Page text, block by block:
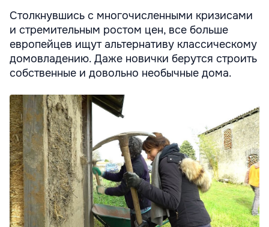
Столкнувшись с многочисленными кризисами
и стремительным ростом цен, все больше
европейцев ищут альтернативу классическому
домовладению. Даже новички берутся строить
собственные и довольно необычные дома.